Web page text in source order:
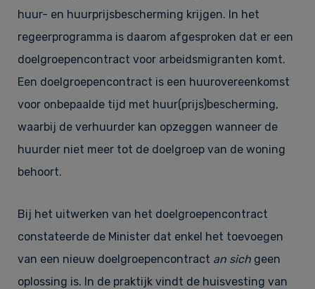
huur- en huurprijsbescherming krijgen. In het
regeerprogramma is daarom afgesproken dat er een
doelgroepencontract voor arbeidsmigranten komt.
Een doelgroepencontract is een huurovereenkomst
voor onbepaalde tijd met huur(prijs)bescherming,
waarbij de verhuurder kan opzeggen wanneer de
huurder niet meer tot de doelgroep van de woning
behoort.
Bij het uitwerken van het doelgroepencontract
constateerde de Minister dat enkel het toevoegen
van een nieuw doelgroepencontract an sich geen
oplossing is. In de praktijk vindt de huisvesting van